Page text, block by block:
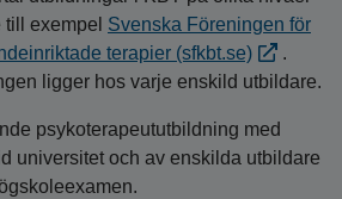
exempel Svenska Föreningen för
terapier (sfkbt.se)
.
ligger hos varje enskild utbildare.
psykoterapeututbildning med
universitet och av enskilda utbildare